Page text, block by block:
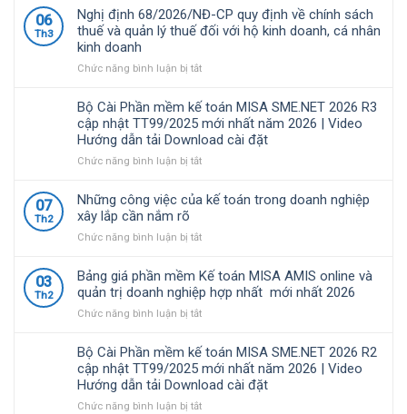
tài
chính
kế
được
nhiều
doanh
nghiệp
Việt
chọ
Phần
mềm
toán
SME.NET
2026
R4.1
cập
nhật
mới
nhất
2026
Video
Hướng
dẫn
tải
cài
đặt
06
Th3
Nghị định 68/2026/NĐ-CP quy định về chính sách
thuế và quản lý thuế đối với hộ kinh doanh, cá nhân
kinh doanh
Chức năng bình luận bị tắtở
định
68/2026/NĐ-
CP
quy
định
chính
sách
và
lý
thuế
đối
với
kinh
doanh,
cá
nhân
kinh
Bộ Cài Phần mềm kế toán MISA SME.NET 2026 R3
cập nhật TT99/2025 mới nhất năm 2026 | Video
Hướng dẫn tải Download cài đặt
Chức năng bình luận bị tắtở
Phần
kế
MISA
SME.NET
2026
R3
nhật
TT99/2025
mới
nhất
năm
07
Th2
Những công việc của kế toán trong doanh nghiệp
xây lắp cần nắm rõ
Chức năng bình luận bị tắtở
công
việc
của
kế
trong
doanh
nghiệp
xây
lắp
03
Th2
Bảng giá phần mềm Kế toán MISA AMIS online và
quản trị doanh nghiệp hợp nhất mới nhất 2026
Chức năng bình luận bị tắtở
giá
phần
mềm
Kế
toán
Bộ Cài Phần mềm kế toán MISA SME.NET 2026 R2
cập nhật TT99/2025 mới nhất năm 2026 | Video
Hướng dẫn tải Download cài đặt
Chức năng bình luận bị tắtở